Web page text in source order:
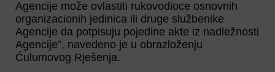
Agencije može ovlastiti rukovodioce osnovnih
organizacionih jedinica ili druge službenike
Agencije da potpisuju pojedine akte iz nadležnosti
Agencije”, navedeno je u obrazloženju
Ćulumovog Rješenja.